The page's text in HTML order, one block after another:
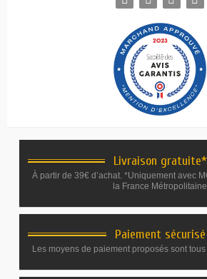
Livraison gratuite*
À partir de 39€ d’achat. *Uniquement avec
la France Métropolitaine
Paiement sécurisé
Les moyens de paiement proposés sont